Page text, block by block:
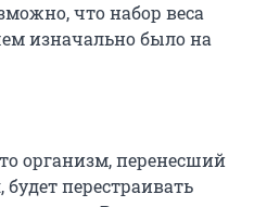
что набор веса
изначально было на
организм, перенесший
будет перестраивать